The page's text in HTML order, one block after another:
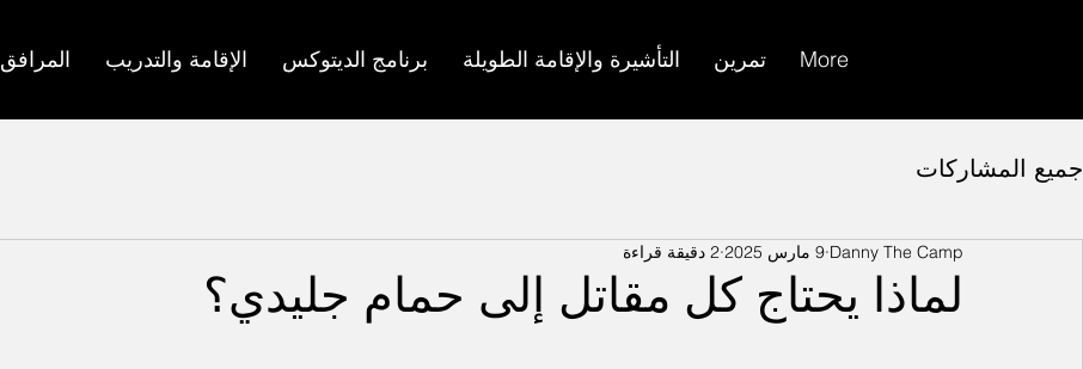
المرافق الإقامة والتدريب برنامج الديتوكس التأشيرة والإقامة الطويلة تمرين More
جميع المشاركات
لماذا يحتاج كل مقاتل إلى حمام جليدي؟
Danny The Camp 9 مارس 2025 2 دقيقة قراءة